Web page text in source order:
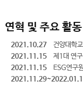
연혁 및 주요 활동
2021.10.27
건양대학
2021.11.15
제1대 연
2021.11.15
ESG연구